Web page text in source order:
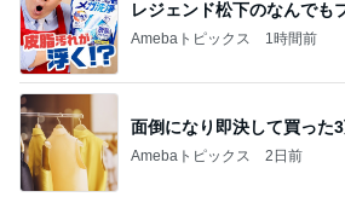
レジェンド松下のなんでも
Amebaトピックス 1時間前
面倒になり即決して買った
Amebaトピックス 2日前